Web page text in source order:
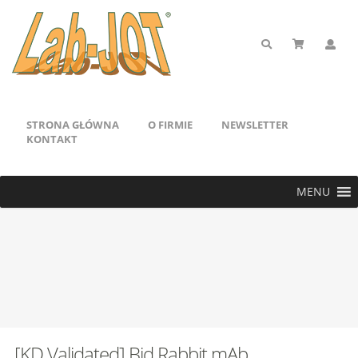
STRONA GŁÓWNA O FIRMIE
NEWSLETTER
KONTAKT
MENU